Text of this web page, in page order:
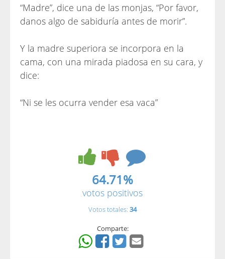
“Madre”, dice una de las monjas, “Por favor,
danos algo de sabiduría antes de morir”.
Y la madre superiora se incorpora en la
cama, con una mirada piadosa en su cara, y
dice:
“Ni se les ocurra vender esa vaca”
64.71%
votos positivos
Votos totales: 34
Comparte: